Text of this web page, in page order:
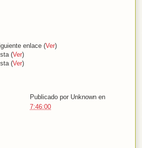
enlace (Ver)
(Ver)
(Ver)
Publicado por Unknown en
7:46:00